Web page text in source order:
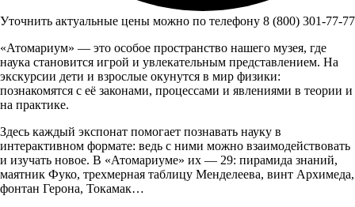
Уточнить актуальные цены можно по телефону 8 (800) 301-77-77
«Атомариум» — это особое пространство нашего музея, где
наука становится игрой и увлекательным представлением. На
экскурсии дети и взрослые окунутся в мир физики:
познакомятся с её законами, процессами и явлениями в теории и
на практике.
Здесь каждый экспонат помогает познавать науку в
интерактивном формате: ведь с ними можно взаимодействовать
и изучать новое. В «Атомариуме» их — 29: пирамида знаний,
маятник Фуко, трехмерная таблицу Менделеева, винт Архимеда,
фонтан Герона, Токамак…